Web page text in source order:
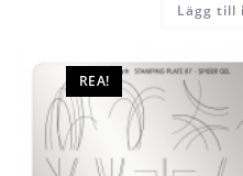
Lägg till
REA!